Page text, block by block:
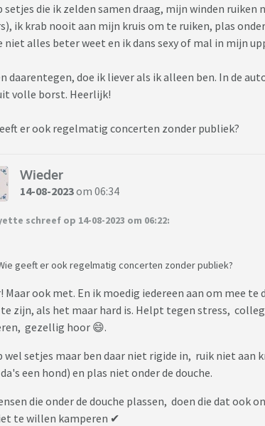
setjes die ik zelden samen draag, mijn winden
ik krab nooit aan mijn kruis om te ruiken, plas
niet alles beter weet en ik dans sexy of mal in mijn
daarentegen, doe ik liever als ik alleen ben. In de
volle borst. Heerlijk!
er ook regelmatig concerten zonder publiek?
Wieder
14-08-2023om 06:34
schreef op 14-08-2023 om 06:22:
geeft er ook regelmatig concerten zonder publiek?
Maar ook met. En ik moedig iedereen aan om mee
zijn, als het maar hard is. Helpt tegen stress,
gezellig hoor 😄.
wel setjes maar ben daar niet rigide in, ruik niet aan
een hond) en plas niet onder de douche.
die onder de douche plassen, doen die dat ook
te willen kamperen ✔